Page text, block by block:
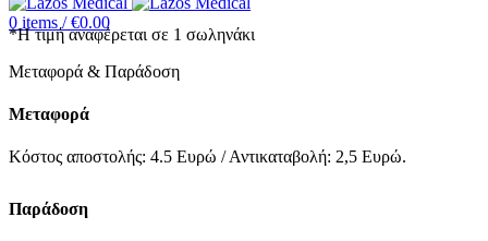
0 items / €0.00
*Η τιμή αναφέρεται σε 1 σωληνάκι
Μεταφορά & Παράδοση
Μεταφορά
Κόστος αποστολής: 4.5 Ευρώ / Αντικαταβολή: 2,5 Ευρώ.
Παράδοση